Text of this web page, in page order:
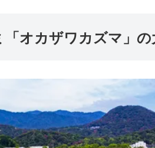
オカザワカズマ」の